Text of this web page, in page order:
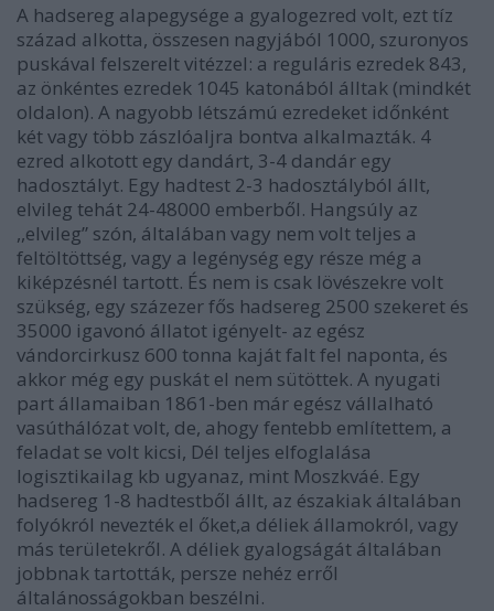
A hadsereg alapegysége a gyalogezred volt, ezt tíz
század alkotta, összesen nagyjából 1000, szuronyos
puskával felszerelt vitézzel: a reguláris ezredek 843,
az önkéntes ezredek 1045 katonából álltak (mindkét
oldalon). A nagyobb létszámú ezredeket időnként
két vagy több zászlóaljra bontva alkalmazták. 4
ezred alkotott egy dandárt, 3-4 dandár egy
hadosztályt. Egy hadtest 2-3 hadosztályból állt,
elvileg tehát 24-48000 emberből. Hangsúly az
,,elvileg” szón, általában vagy nem volt teljes a
feltöltöttség, vagy a legénység egy része még a
kiképzésnél tartott. És nem is csak lövészekre volt
szükség, egy százezer fős hadsereg 2500 szekeret és
35000 igavonó állatot igényelt- az egész
vándorcirkusz 600 tonna kaját falt fel naponta, és
akkor még egy puskát el nem sütöttek. A nyugati
part államaiban 1861-ben már egész vállalható
vasúthálózat volt, de, ahogy fentebb említettem, a
feladat se volt kicsi, Dél teljes elfoglalása
logisztikailag kb ugyanaz, mint Moszkváé. Egy
hadsereg 1-8 hadtestből állt, az északiak általában
folyókról nevezték el őket,a déliek államokról, vagy
más területekről. A déliek gyalogságát általában
jobbnak tartották, persze nehéz erről
általánosságokban beszélni.